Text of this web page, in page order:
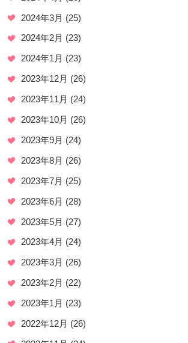
2024年3月 (25)
2024年2月 (23)
2024年1月 (23)
2023年12月 (26)
2023年11月 (24)
2023年10月 (26)
2023年9月 (24)
2023年8月 (26)
2023年7月 (25)
2023年6月 (28)
2023年5月 (27)
2023年4月 (24)
2023年3月 (26)
2023年2月 (22)
2023年1月 (23)
2022年12月 (26)